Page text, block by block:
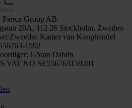
Pierce Group AB
20A, 112 26 Stockholm, Zweden
Zweedse Kamer van Koophandel
1592
Göran Dahlin
VAT NO SE556763159201